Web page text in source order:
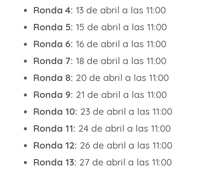
Ronda 4: 13 de abril a las 11:00
Ronda 5: 15 de abril a las 11:00
Ronda 6: 16 de abril a las 11:00
Ronda 7: 18 de abril a las 11:00
Ronda 8: 20 de abril a las 11:00
Ronda 9: 21 de abril a las 11:00
Ronda 10: 23 de abril a las 11:00
Ronda 11: 24 de abril a las 11:00
Ronda 12: 26 de abril a las 11:00
Ronda 13: 27 de abril a las 11:00